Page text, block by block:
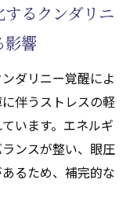
るクンダリニ
影響
ダリニー覚醒によ
伴うストレスの軽
います。エネルギ
ンスが整い、眼圧
るため、補完的な